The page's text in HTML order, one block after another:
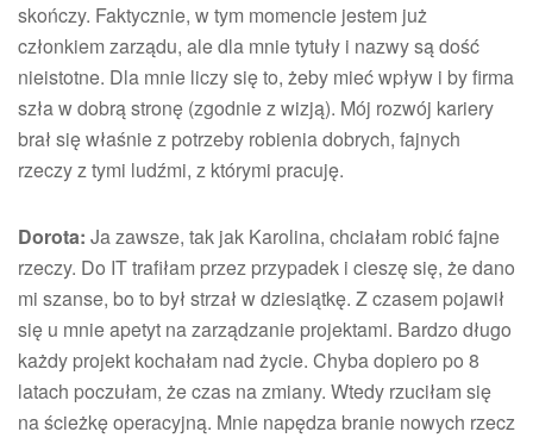
skończy. Faktycznie, w tym momencie jestem już
członkiem zarządu, ale dla mnie tytuły i nazwy są dość
nieistotne. Dla mnie liczy się to, żeby mieć wpływ i by firma
szła w dobrą stronę (zgodnie z wizją). Mój rozwój kariery
brał się właśnie z potrzeby robienia dobrych, fajnych
rzeczy z tymi ludźmi, z którymi pracuję.
Dorota: Ja zawsze, tak jak Karolina, chciałam robić fajne
rzeczy. Do IT trafiłam przez przypadek i cieszę się, że dano
mi szanse, bo to był strzał w dziesiątkę. Z czasem pojawił
się u mnie apetyt na zarządzanie projektami. Bardzo długo
każdy projekt kochałam nad życie. Chyba dopiero po 8
latach poczułam, że czas na zmiany. Wtedy rzuciłam się
na ścieżkę operacyjną. Mnie napędza branie nowych rzecz